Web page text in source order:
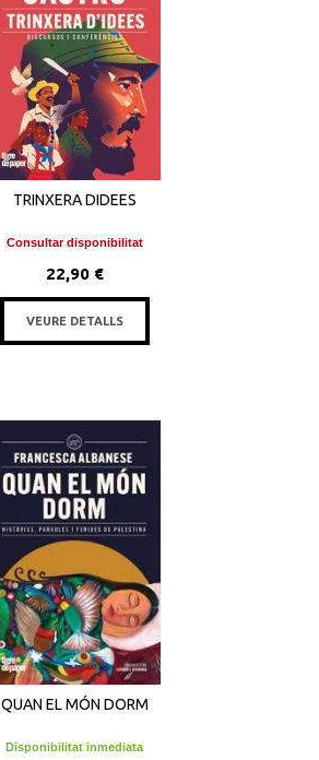
TRINXERA DIDEES
Consultar disponibilitat
22,90 €
VEURE DETALLS
QUAN EL MÓN DORM
Disponibilitat inmediata